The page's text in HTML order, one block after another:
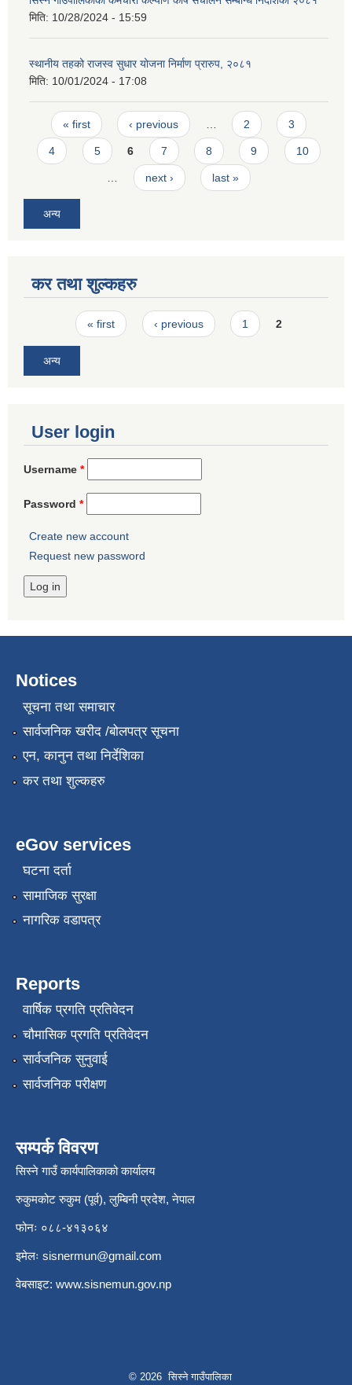
मिति: 10/28/2024 - 15:59
स्थानीय तहको राजस्व सुधार योजना निर्माण प्रारुप, २०८१
मिति: 10/01/2024 - 17:08
Pages
« first ‹ previous 2 3
4 5 6 7 8 9 10
next › last »
अन्य
कर तथा शुल्कहरु
Pages« first ‹ previous 1 2
अन्य
User login
Username *
Password *
Create new account
Request new password
Notices
सूचना तथा समाचार
सार्वजनिक खरीद /बोलपत्र सूचना
एन, कानुन तथा निर्देशिका
कर तथा शुल्कहरु
eGov services
घटना दर्ता
सामाजिक सुरक्षा
नागरिक वडापत्र
Reports
वार्षिक प्रगति प्रतिवेदन
चौमासिक प्रगति प्रतिवेदन
सार्वजनिक सुनुवाई
सार्वजनिक परीक्षण
सम्पर्क विवरण
सिस्ने गाउँ कार्यपालिकाको कार्यालय
रुकुमकोट रुकुम (पूर्व), लुम्बिनी प्रदेश, नेपाल
फोनः ०८८-४१३०६४
इमेलः sisnermun@gmail.com
वेबसाइट: www.sisnemun.gov.np
© 2026 सिस्ने गाउँपालिका